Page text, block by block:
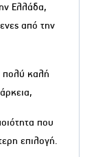
Ελλάδα,
από την
πολύ καλή
που
επιλογή.